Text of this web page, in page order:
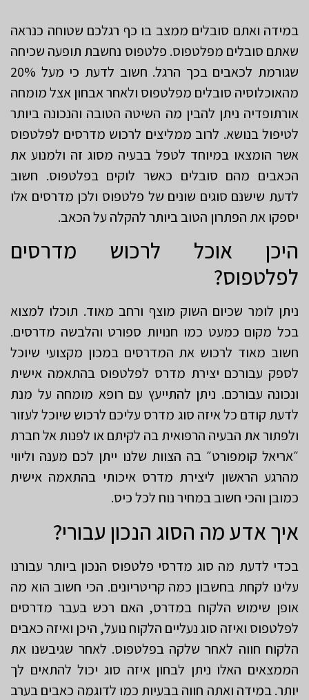
במידה ואתם סובלים ממצב בו כף רגלכם שטוחה כנראה
שאתם סובלים מפלטפוס. פלטפוס נחשבת תופעה שכיחה
שגורמת לכאבים בכך הרגל. חשוב לדעת כי מעל 20%
מהאוכלוסיה סובלים מפלטפוס ולאחר אבחון אצל מומחה
אורתופדיה ניתן להבין מה השיטה הטובה והנכונה ביותר
לטיפול בנושא. לרוב ממליצים לרכוש מדרסים לפלטפוס
אשר הומצאו במיוחד לטפל בבעיה מסוג זה ולמנוע את
הכאבים מהם סובלים כאשר לוקים בפלטפוס. חשוב
לדעת שישנם סוגים שונים של פלטפוס ולכן מדרסים אלו
יספקו את הפתרון הטוב ביותר להקלה על הכאב.
היכן אוכל לרכוש מדרסים
לפלטפוס?
ניתן לומר שכיום השוק מוצף ורחב מאוד. תוכלו למצוא
בכל מקום כמעט כמו חנויות ספורט והלבשה מדרסים.
חשוב מאוד לרכוש את המדרסים במכון מקצועי שיוכל
לספק עבורכם יצירת מדרס לפלטפוס בהתאמה אישית
ונכונה עבורכם. ניתן להתייעץ עם רופא מומחה על מנת
לדעת קודם כל איזה סוג מדרס עליכם לרכוש שיוכל לעזור
ולפתור את הבעיה הרפואית בה לקיתם או לפנות אל חברת
״אריאל קומפורט״ בה הצוות שלנו ייתן לכם מענה וליווי
מהרגע הראשון ליצירת מדרס איכותי בהתאמה אישית
כמובן והכי חשוב במחיר נוח לכל כיס.
איך אדע מה הסוג הנכון עבורי?
בכדי לדעת מה סוג מדרסי פלטפוס הנכון ביותר עבורנו
עלינו לקחת בחשבון כמה קריטריונים. הכי חשוב הוא מה
אופן שימוש הלקוח במדרס, האם רכש בעבר מדרסים
לפלטפוס ואיזה סוג נעליים הלקוח נועל, היכן ואיזה כאבים
הלקוח חווה לאחר שלקה בפלטפוס. לאחר שגיבשנו את
הממצאים האלו ניתן לבחון איזה סוג יכול להתאים לך
יותר. במידה ואתה חווה בבעיות כמו לדוגמה כאבים בערב